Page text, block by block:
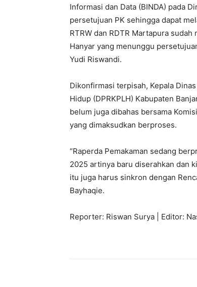
Informasi dan Data (BINDA) pada
persetujuan PK sehingga dapat
RTRW dan RDTR Martapura
Hanyar yang menunggu
Yudi Riswandi.
Dikonfirmasi terpisah, Kepala
Hidup (DPRKPLH) Kabupaten
belum juga dibahas bersama
yang dimaksudkan berproses.
“Raperda Pemakaman sedang
2025 artinya baru diserahkan dan
itu juga harus sinkron dengan
Bayhaqie.
Reporter: Riswan Surya | Editor: